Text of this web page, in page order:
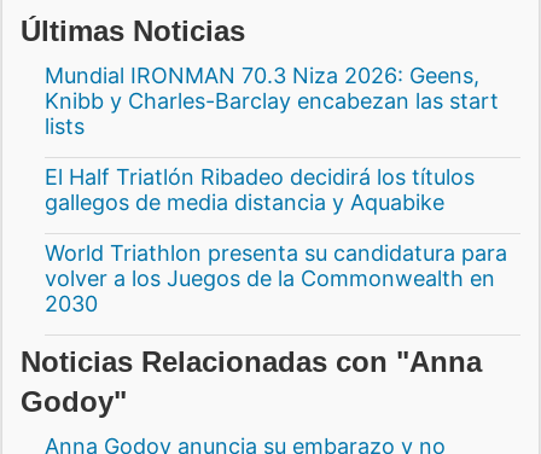
Últimas Noticias
Mundial IRONMAN 70.3 Niza 2026: Geens,
Knibb y Charles-Barclay encabezan las start
lists
El Half Triatlón Ribadeo decidirá los títulos
gallegos de media distancia y Aquabike
World Triathlon presenta su candidatura para
volver a los Juegos de la Commonwealth en
2030
Noticias Relacionadas con "Anna
Godoy"
Anna Godoy anuncia su embarazo y no